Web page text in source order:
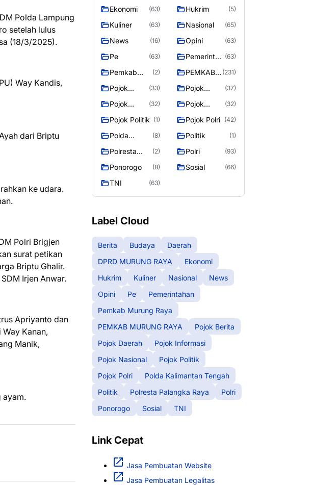
Polda Lampung
setelah lulus
(18/3/2025).
Way Kandis,
dari Briptu
ke udara.
Polri Brigjen
surat petikan
Briptu Ghalir.
Irjen Anwar.
Apriyanto dan
Kanan,
Manik,
ayam.
RAYA
Ekonomi (63) Hukrim (5)
Kuliner (63) Nasional (65)
News (16) Opini (63)
Pe (63)
Pemerintah (63)
Pemkab
Raya
(2)
PEMKAB
RAYA
(231)
Pojok
(33)
Pojok
(37)
Pojok
(32)
Pojok
(32)
Pojok Politik (1) Pojok Polri (42)
Polda
Tengah
(8) Politik (1)
Polresta
Raya
(2) Polri (93)
Ponorogo (8) Sosial (66)
TNI (63)
Label Cloud
Berita Budaya
Daerah
DPRD MURUNG RAYA
Ekonomi
Hukrim
Kuliner Nasional
News
Opini
Pe
Pemerintahan
Pemkab Murung Raya
PEMKAB MURUNG RAYA
Pojok Berita
Pojok Daerah
Pojok Informasi
Pojok Nasional
Pojok Politik
Pojok Polri
Polda Kalimantan Tengah
Politik
Polresta Palangka Raya
Polri
Ponorogo
Sosial TNI
Link Cepat
Jasa Pembuatan Website
Jasa Pembuatan Legalitas